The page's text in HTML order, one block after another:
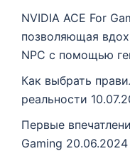
NVIDIA ACE For
позволяющая
NPC с помощью
Как выбрать
реальности
Первые
Gaming 20.06.2024